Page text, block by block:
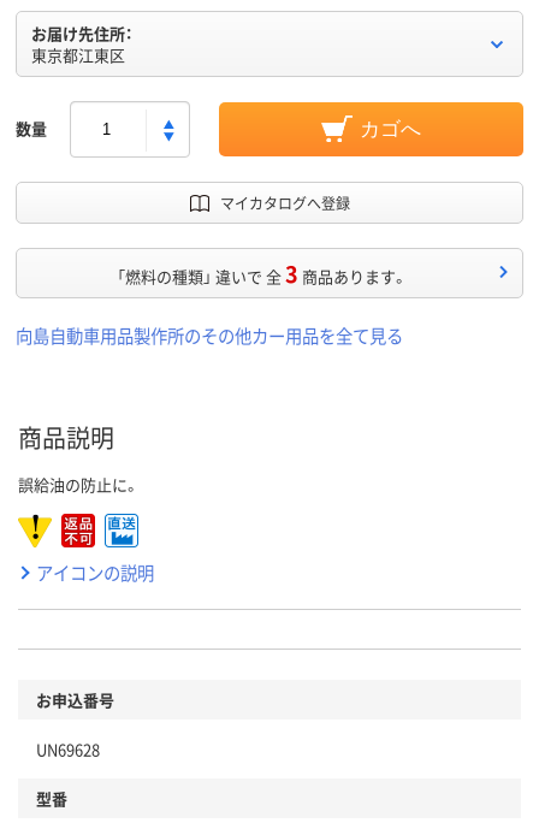
お届け先住所：
東京都江東区
数量 カゴへ
マイカタログへ登録
「燃料の種類」 違いで 全3 商品あります。
向島自動車用品製作所のその他カー用品を全て見る
商品説明
誤給油の防止に。
アイコンの説明
お申込番号
UN69628
型番